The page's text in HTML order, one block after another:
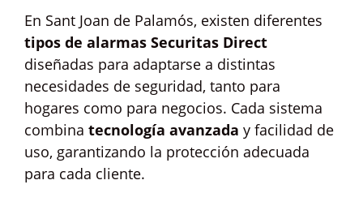
En Sant Joan de Palamós, existen diferentes
tipos de alarmas Securitas Direct
diseñadas para adaptarse a distintas
necesidades de seguridad, tanto para
hogares como para negocios. Cada sistema
combina tecnología avanzada y facilidad de
uso, garantizando la protección adecuada
para cada cliente.